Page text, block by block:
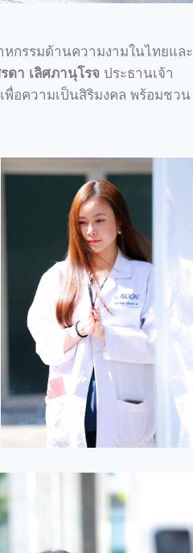
กรรมด้านความงามในไทยและ
ดา เลิศภานุโรจ ประธานเจ้า
พื่อความเป็นสิริมงคล พร้อมชวน